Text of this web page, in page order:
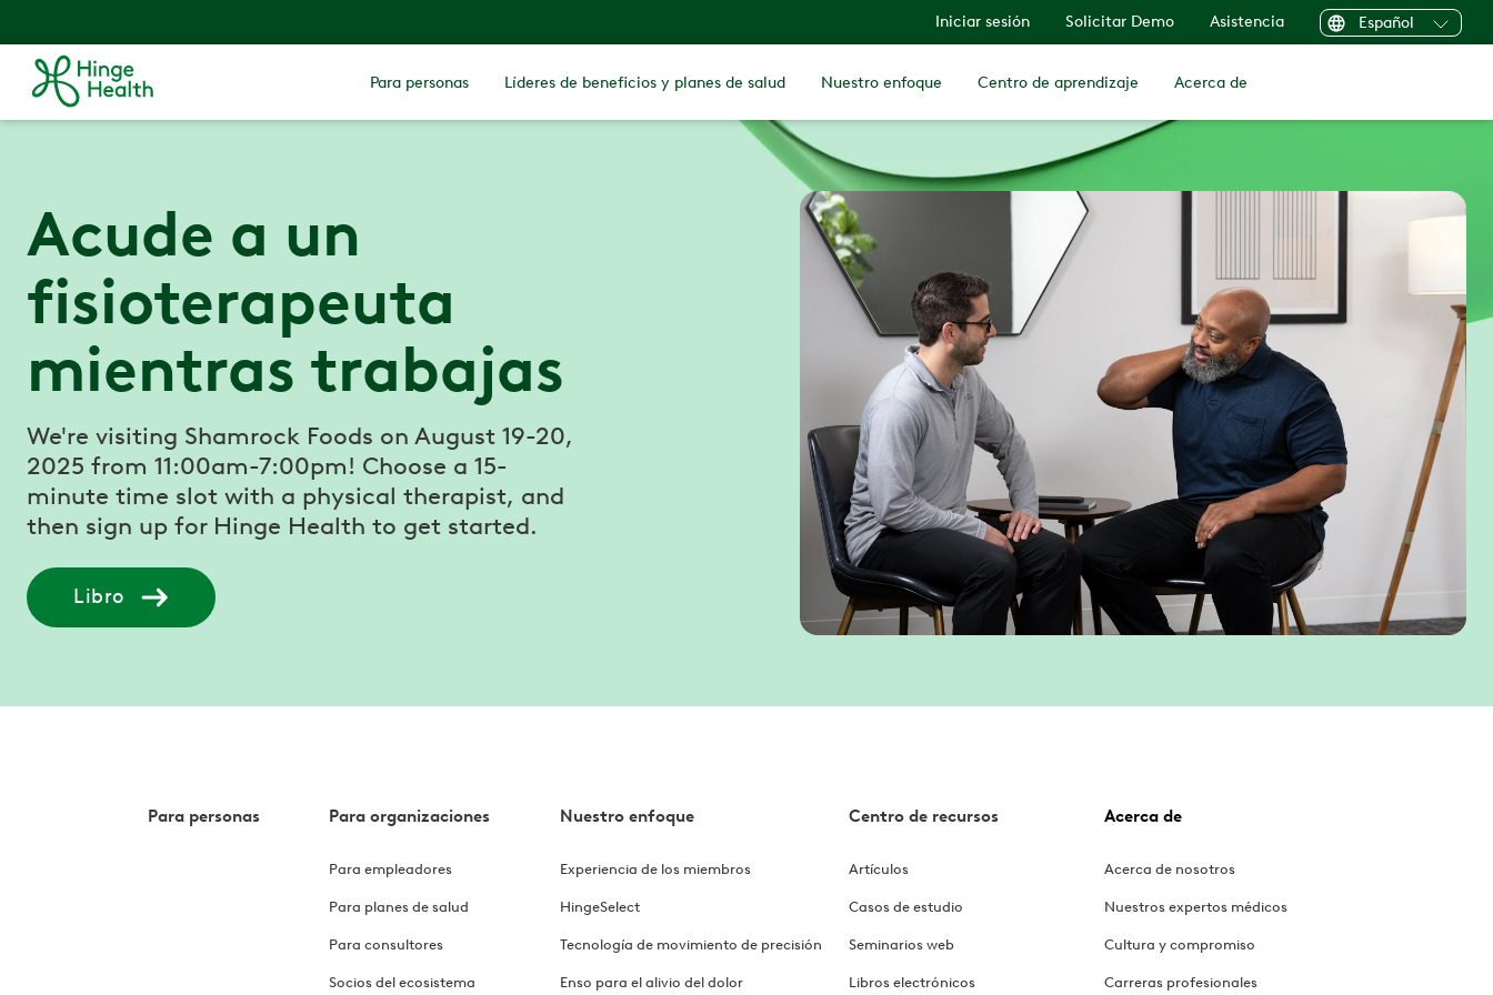
Iniciar sesión Solicitar Demo Asistencia Español
Para personas Líderes de beneficios y planes de salud Nuestro enfoque Centro de aprendizaje Acerca de
Acude a un
fisioterapeuta
mientras trabajas
We're visiting Shamrock Foods on August 19-20,
2025 from 11:00am-7:00pm! Choose a 15-
minute time slot with a physical therapist, and
then sign up for Hinge Health to get started.
Libro
Para personas Para organizaciones
Para empleadores
Para planes de salud
Para consultores
Socios del ecosistema
Nuestro enfoque
Experiencia de los miembros
HingeSelect
Tecnología de movimiento de precisión
Enso para el alivio del dolor
Centro de recursos
Artículos
Casos de estudio
Seminarios web
Libros electrónicos
Acerca de
Acerca de nosotros
Nuestros expertos médicos
Cultura y compromiso
Carreras profesionales